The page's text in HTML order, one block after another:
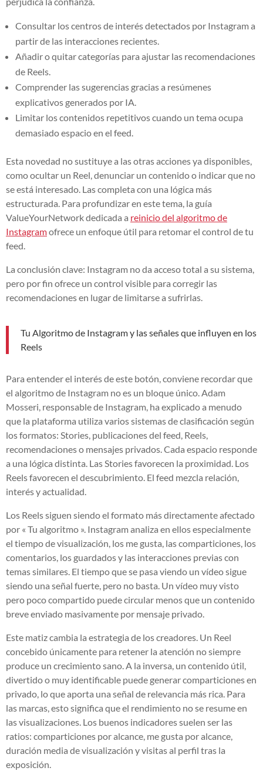
Consultar los centros de interés detectados por Instagram a
partir de las interacciones recientes.
Añadir o quitar categorías para ajustar las recomendaciones
de Reels.
Comprender las sugerencias gracias a resúmenes
explicativos generados por IA.
Limitar los contenidos repetitivos cuando un tema ocupa
demasiado espacio en el feed.
Esta novedad no sustituye a las otras acciones ya disponibles,
como ocultar un Reel, denunciar un contenido o indicar que no
se está interesado. Las completa con una lógica más
estructurada. Para profundizar en este tema, la guía
ValueYourNetwork dedicada a reinicio del algoritmo de
Instagramofrece un enfoque útil para retomar el control de tu
feed.
La conclusión clave: Instagram no da acceso total a su sistema,
pero por fin ofrece un control visible para corregir las
recomendaciones en lugar de limitarse a sufrirlas.
Tu Algoritmo de Instagram y las señales que influyen en los
Reels
Para entender el interés de este botón, conviene recordar que
el algoritmo de Instagram no es un bloque único. Adam
Mosseri, responsable de Instagram, ha explicado a menudo
que la plataforma utiliza varios sistemas de clasificación según
los formatos: Stories, publicaciones del feed, Reels,
recomendaciones o mensajes privados. Cada espacio responde
a una lógica distinta. Las Stories favorecen la proximidad. Los
Reels favorecen el descubrimiento. El feed mezcla relación,
interés y actualidad.
Los Reels siguen siendo el formato más directamente afectado
por « Tu algoritmo ». Instagram analiza en ellos especialmente
el tiempo de visualización, los me gusta, las comparticiones, los
comentarios, los guardados y las interacciones previas con
temas similares. El tiempo que se pasa viendo un vídeo sigue
siendo una señal fuerte, pero no basta. Un vídeo muy visto
pero poco compartido puede circular menos que un contenido
breve enviado masivamente por mensaje privado.
Este matiz cambia la estrategia de los creadores. Un Reel
concebido únicamente para retener la atención no siempre
produce un crecimiento sano. A la inversa, un contenido útil,
divertido o muy identificable puede generar comparticiones en
privado, lo que aporta una señal de relevancia más rica. Para
las marcas, esto significa que el rendimiento no se resume en
las visualizaciones. Los buenos indicadores suelen ser las
ratios: comparticiones por alcance, me gusta por alcance,
duración media de visualización y visitas al perfil tras la
exposición.